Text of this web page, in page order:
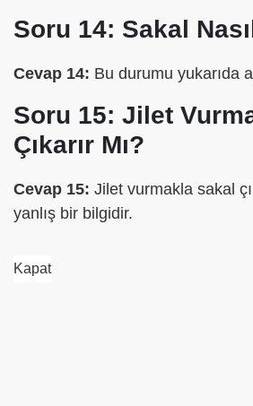
Soru 14: Sakal
Cevap 14: Bu durumu yukarıda
Soru 15: Jilet
Çıkarır Mı?
Cevap 15: Jilet vurmakla sakal
yanlış bir bilgidir.
Kapat